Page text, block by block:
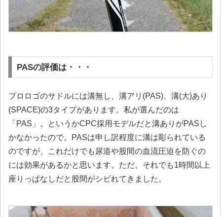
PASの評価は・・・
プロロゴのサドルには溝無し、溝アリ(PAS)、溝(大)あり
(SPACE)の3タイプがあります。私が選んだのは
「PAS」。というかCPC採用モデルだと溝ありがPASし
かなかったので。PASは申し訳程度に溝は彫られている
のですが、これだけでも尿道や股間の血流圧迫を防ぐの
には効果があるかと思います。ただ、それでも1時間以上
座りっぱなしだと股間がシビれてきました。